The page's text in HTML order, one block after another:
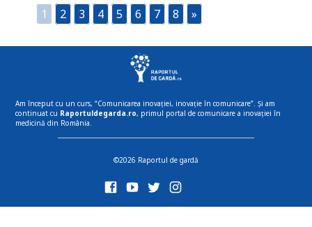
1 2 3 4 5 6 7 8 »
Am început cu un curs, “Comunicarea inovației, inovație în comunicare”. Și am
continuat cu Raportuldegarda.ro, primul portal de comunicare a inovației în
medicină din România.
©2026 Raportul de gardă